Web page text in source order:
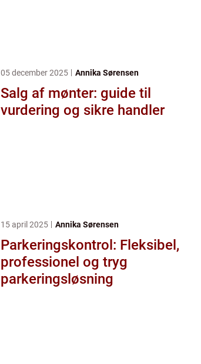
05 december 2025 Annika Sørensen
Salg af mønter: guide til
vurdering og sikre handler
15 april 2025 Annika Sørensen
Parkeringskontrol: Fleksibel,
professionel og tryg
parkeringsløsning